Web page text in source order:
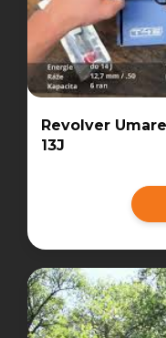
Revolver
13J